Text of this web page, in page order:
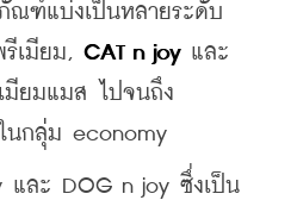
แบ่งเป็นหลายระดับ
เมียม, CAT n joy
นกลุ่ม economy
ละ DOG n joy ซึ่งเป็น